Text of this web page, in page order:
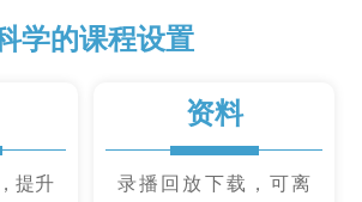
学的课程设置
提升
资料
录播回放下载，可离